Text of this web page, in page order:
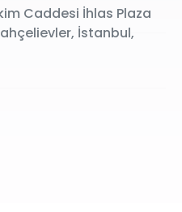
Caddesi İhlas Plaza
İstanbul,